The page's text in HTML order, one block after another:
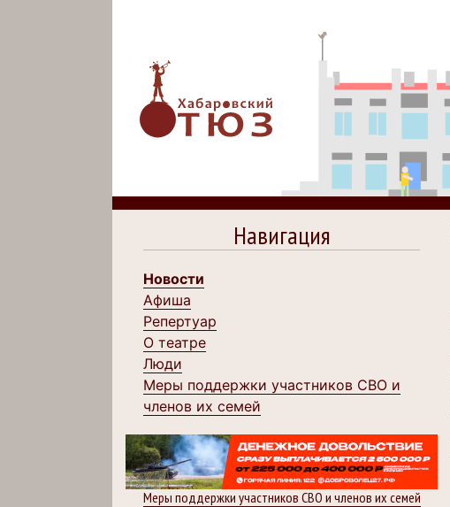
Навигация
Новости
Афиша
Репертуар
О театре
Люди
Меры поддержки участников СВО и
членов их семей
Меры поддержки участников СВО и членов их семей